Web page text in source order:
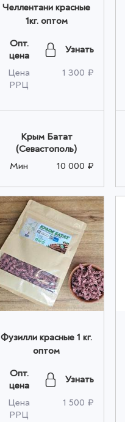
Челлентани красные
1кг. оптом
Опт.
цена
Узнать
Цена
РРЦ
1 300 ₽
Крым Батат
(Севастополь)
Мин
10 000 ₽
Фузилли красные 1 кг.
оптом
Опт.
цена
Узнать
Цена
РРЦ
1 500 ₽